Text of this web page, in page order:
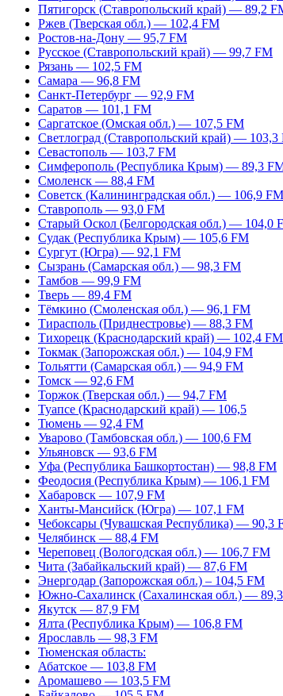
Пятигорск (Ставропольский край) — 89,2
Ржев (Тверская обл.) — 102,4 FM
Ростов-на-Дону — 95,7 FM
Русское (Ставропольский край) — 99,7 FM
Рязань — 102,5 FM
Самара — 96,8 FM
Санкт-Петербург — 92,9 FM
Саратов — 101,1 FM
Саргатское (Омская обл.) — 107,5 FM
Светлоград (Ставропольский край) — 103,3
Севастополь — 103,7 FM
Симферополь (Республика Крым) — 89,3
Смоленск — 88,4 FM
Советск (Калининградская обл.) — 106,9 FM
Ставрополь — 93,0 FM
Старый Оскол (Белгородская обл.) — 104,0
Судак (Республика Крым) — 105,6 FM
Сургут (Югра) — 92,1 FM
Сызрань (Самарская обл.) — 98,3 FM
Тамбов — 99,9 FM
Тверь — 89,4 FM
Тёмкино (Смоленская обл.) — 96,1 FM
Тирасполь (Приднестровье) — 88,3 FM
Тихорецк (Краснодарский край) — 102,4 FM
Токмак (Запорожская обл.) — 104,9 FM
Тольятти (Самарская обл.) — 94,9 FM
Томск — 92,6 FM
Торжок (Тверская обл.) — 94,7 FM
Туапсе (Краснодарский край) — 106,5
Тюмень — 92,4 FM
Уварово (Тамбовская обл.) — 100,6 FM
Ульяновск — 93,6 FM
Уфа (Республика Башкортостан) — 98,8 FM
Феодосия (Республика Крым) — 106,1 FM
Хабаровск — 107,9 FM
Ханты-Мансийск (Югра) — 107,1 FM
Чебоксары (Чувашская Республика) — 90,3
Челябинск — 88,4 FM
Череповец (Вологодская обл.) — 106,7 FM
Чита (Забайкальский край) — 87,6 FM
Энергодар (Запорожская обл.) – 104,5 FM
Южно-Сахалинск (Сахалинская обл.) —
Якутск — 87,9 FM
Ялта (Республика Крым) — 106,8 FM
Ярославль — 98,3 FM
Тюменская область:
Абатское — 103,8 FM
Аромашево — 103,5 FM